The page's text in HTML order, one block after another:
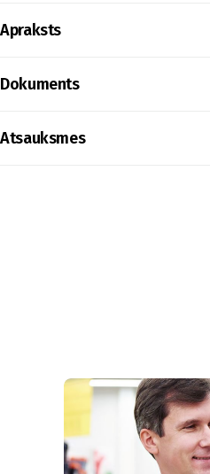
Apraksts
Dokuments
Atsauksmes